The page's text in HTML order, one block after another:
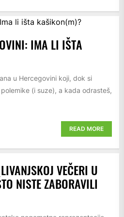
IMA LI IŠTA
u Hercegovini koji, dok si
(i suze), a kada odrasteš,
READ MORE
VEČERI U
NISTE ZABORAVILI